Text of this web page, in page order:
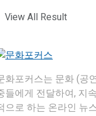
View All Result
화포커스는 문화 (공
들에게 전달하여, 지
으로 하는 온라인 뉴